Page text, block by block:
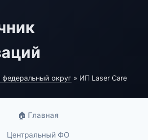
округ » ИП Laser Care
🏠 Главная
Центральный ФО